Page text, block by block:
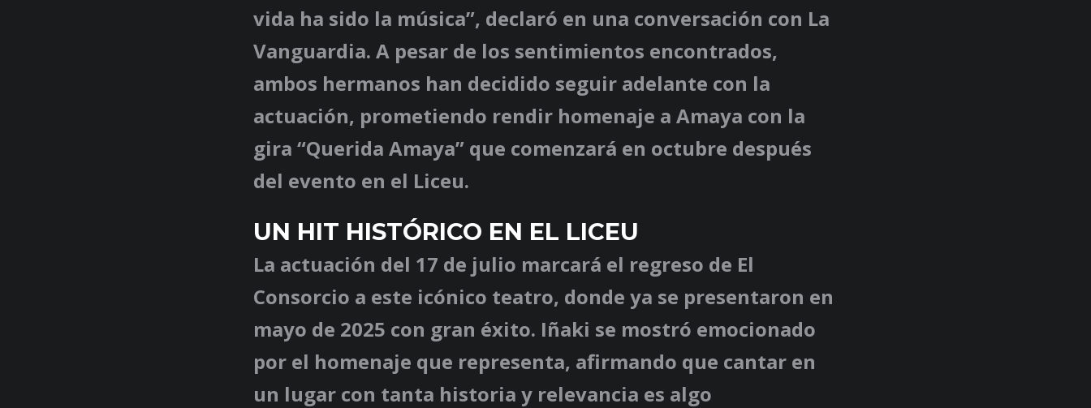
vida ha sido la música”, declaró en una conversación con La
Vanguardia. A pesar de los sentimientos encontrados,
ambos hermanos han decidido seguir adelante con la
actuación, prometiendo rendir homenaje a Amaya con la
gira “Querida Amaya” que comenzará en octubre después
del evento en el Liceu.
UN HIT HISTÓRICO EN EL LICEU
La actuación del 17 de julio marcará el regreso de El
Consorcio a este icónico teatro, donde ya se presentaron en
mayo de 2025 con gran éxito. Iñaki se mostró emocionado
por el homenaje que representa, afirmando que cantar en
un lugar con tanta historia y relevancia es algo